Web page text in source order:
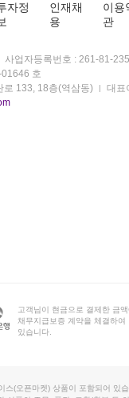
자정
인재채
용
이용
관
사업자등록번호 : 261-81-
호
로 133, 18층(역삼동)
대표
고객님이 현금으로 결제한 금
채무지급보증 계약을 체결하여
있습니다.
(오픈마켓) 상품이 포함되어 있습